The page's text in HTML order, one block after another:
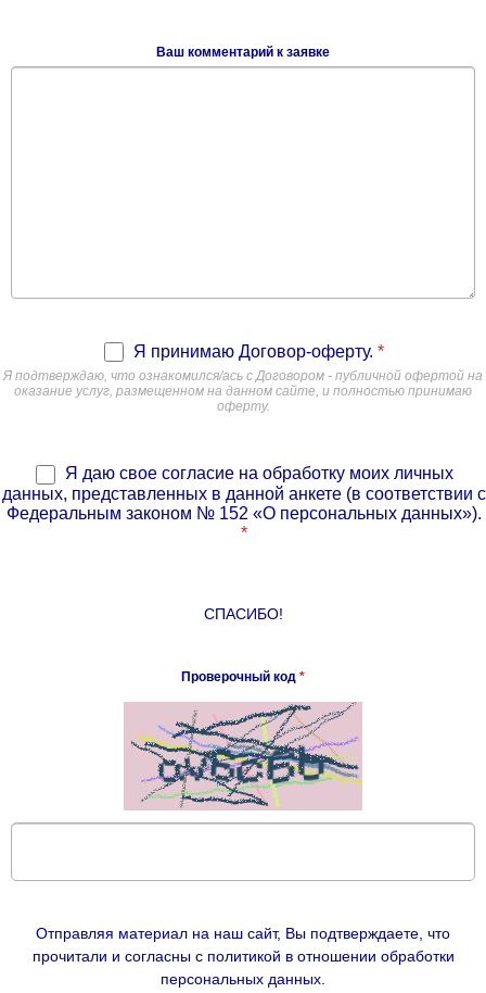
Ваш комментарий к заявке
Я принимаю Договор-оферту. *
Я подтверждаю, что ознакомился/ась с Договором - публичной офертой на
оказание услуг, размещенном на данном сайте, и полностью принимаю
оферту.
Я даю свое согласие на обработку моих личных
данных, представленных в данной анкете (в соответствии с
Федеральным законом № 152 «О персональных данных»).
*
СПАСИБО!
Проверочный код *
Отправляя материал на наш сайт, Вы подтверждаете, что
прочитали и согласны с политикой в отношении обработки
персональных данных.